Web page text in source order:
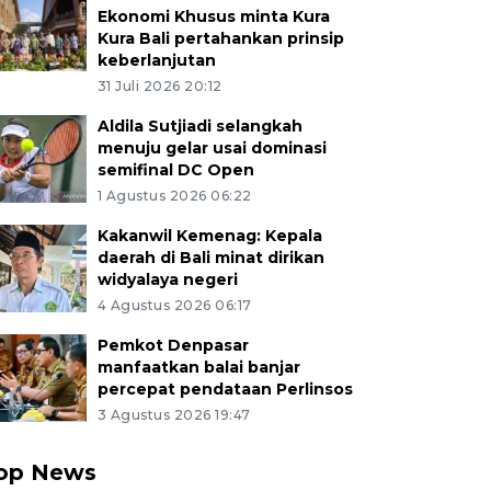
Ekonomi Khusus minta Kura
Kura Bali pertahankan prinsip
keberlanjutan
31 Juli 2026 20:12
Aldila Sutjiadi selangkah
menuju gelar usai dominasi
semifinal DC Open
1 Agustus 2026 06:22
Kakanwil Kemenag: Kepala
daerah di Bali minat dirikan
widyalaya negeri
4 Agustus 2026 06:17
Pemkot Denpasar
manfaatkan balai banjar
percepat pendataan Perlinsos
3 Agustus 2026 19:47
News